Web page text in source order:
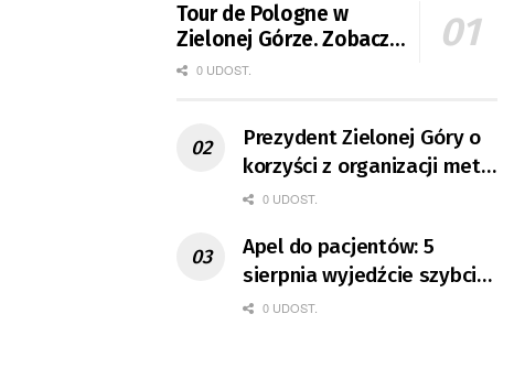
Tour de Pologne w
Zielonej Górze. Zobacz
zmiany w organizacji
0 UDOST.
Prezydent Zielonej Góry o
korzyści z organizacji mety
Tour de Pologne
0 UDOST.
Apel do pacjentów: 5
sierpnia wyjedźcie szybciej
z domów
0 UDOST.